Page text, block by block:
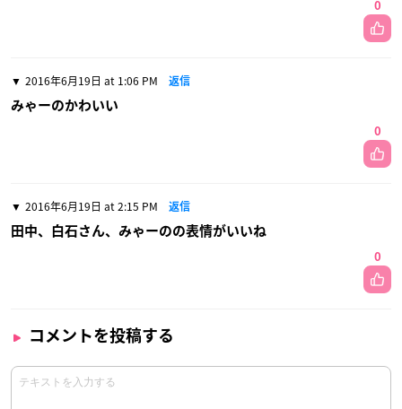
0
2016年6月19日 at 1:06 PM 返信
みゃーのかわいい
0
2016年6月19日 at 2:15 PM 返信
田中、白石さん、みゃーのの表情がいいね
0
コメントを投稿する